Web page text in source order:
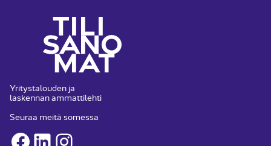
Yritystalouden ja
laskennan ammattilehti
Seuraa meitä somessa
Facebook
LinkedInInstagram